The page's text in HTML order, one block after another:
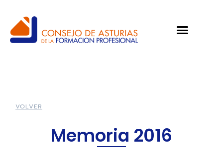
VOLVER
Memoria 2016